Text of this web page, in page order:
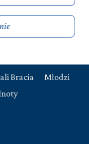
Bracia
Młodzi